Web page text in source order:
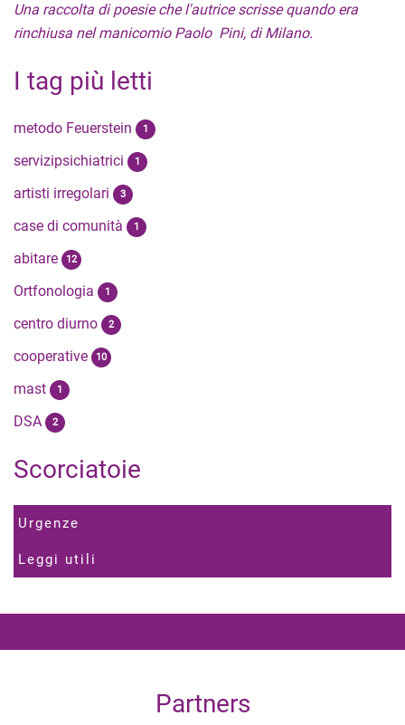
Una raccolta di poesie che l'autrice scrisse quando era
rinchiusa nel manicomio Paolo Pini, di Milano.
I tag più letti
metodo Feuerstein 1
servizipsichiatrici 1
artisti irregolari 3
case di comunità 1
abitare 12
Ortfonologia 1
centro diurno 2
cooperative 10
mast 1
DSA 2
Scorciatoie
Urgenze
Leggi utili
Partners